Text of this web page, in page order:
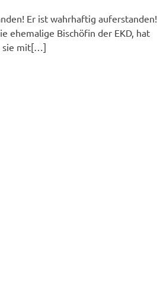
Er ist wahrhaftig auferstanden!
ehemalige Bischöfin der EKD, hat
sie mit[…]